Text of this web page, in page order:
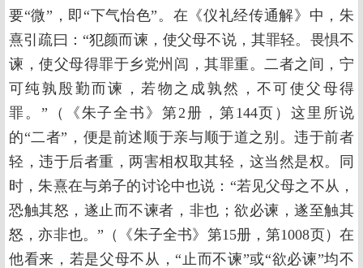
要“微”，即“下气怡色”。在《仪礼经传通解》中，朱
熹引疏曰：“犯颜而谏，使父母不说，其罪轻。畏惧不
谏，使父母得罪于乡党州闾，其罪重。二者之间，宁
可纯孰殷勤而谏，若物之成孰然，不可使父母得
罪。”（《朱子全书》第2册，第144页）这里所说
的“二者”，便是前述顺于亲与顺于道之别。违于前者
轻，违于后者重，两害相权取其轻，这当然是权。同
时，朱熹在与弟子的讨论中也说：“若见父母之不从，
恐触其怒，遂止而不谏者，非也；欲必谏，遂至触其
怒，亦非也。”（《朱子全书》第15册，第1008页）在
他看来，若是父母不从，“止而不谏”或“欲必谏”均不